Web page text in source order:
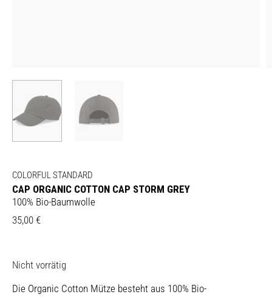
COLORFUL STANDARD
CAP ORGANIC COTTON CAP STORM GREY
100% Bio-Baumwolle
35,00 €
Nicht vorrätig
Die Organic Cotton Mütze besteht aus 100% Bio-